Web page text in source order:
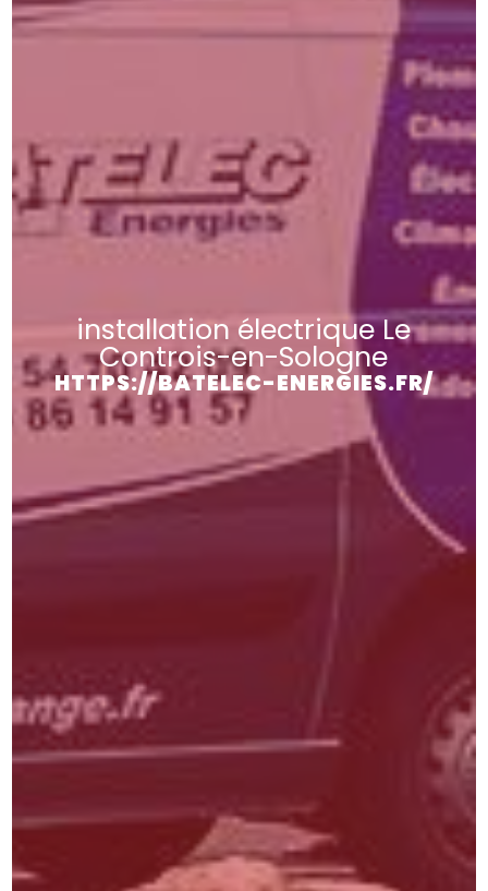
installation électrique Le
Controis-en-Sologne
HTTPS://BATELEC-ENERGIES.FR/